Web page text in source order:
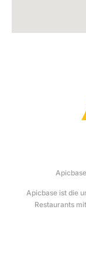
Apicbase ist die
Restaurants